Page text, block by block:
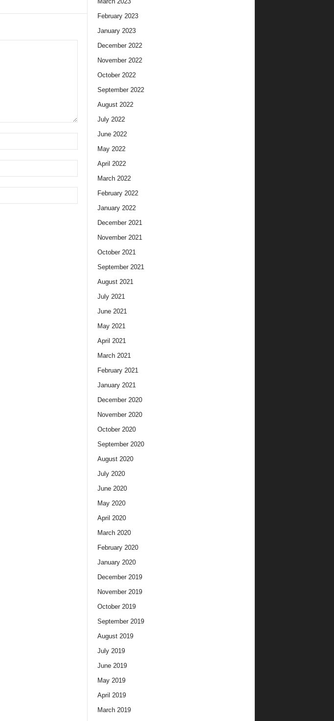
February 2023
January 2023
December 2022
November 2022
October 2022
September 2022
August 2022
July 2022
June 2022
May 2022
April 2022
March 2022
February 2022
January 2022
December 2021
November 2021
October 2021
September 2021
August 2021
July 2021
June 2021
May 2021
April 2021
March 2021
February 2021
January 2021
December 2020
November 2020
October 2020
September 2020
August 2020
July 2020
June 2020
May 2020
April 2020
March 2020
February 2020
January 2020
December 2019
November 2019
October 2019
September 2019
August 2019
July 2019
June 2019
May 2019
April 2019
March 2019